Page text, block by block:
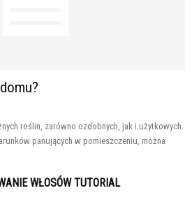
roślin, zarówno ozdobnych, jak i użytkowych.
panujących w pomieszczeniu, można
WŁOSÓW TUTORIAL